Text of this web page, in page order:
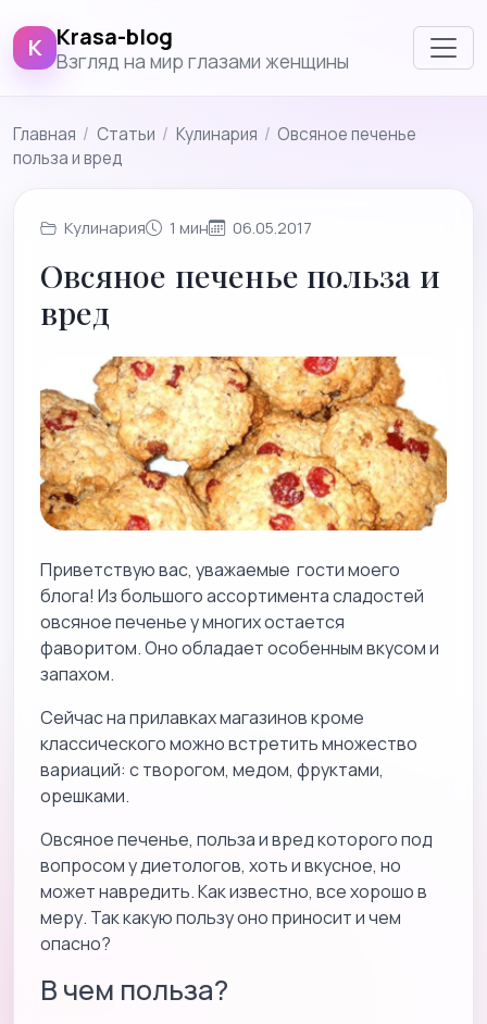
K Krasa-blog
Взгляд на мир глазами женщины
Главная / Cтатьи / Кулинария / Овсяное печенье
польза и вред
Кулинария 1 мин 06.05.2017
Овсяное печенье польза и
вред
Приветствую вас, уважаемые гости моего
блога! Из большого ассортимента сладостей
овсяное печенье у многих остается
фаворитом. Оно обладает особенным вкусом и
запахом.
Сейчас на прилавках магазинов кроме
классического можно встретить множество
вариаций: с творогом, медом, фруктами,
орешками.
Овсяное печенье, польза и вред которого под
вопросом у диетологов, хоть и вкусное, но
может навредить. Как известно, все хорошо в
меру. Так какую пользу оно приносит и чем
опасно?
В чем польза?